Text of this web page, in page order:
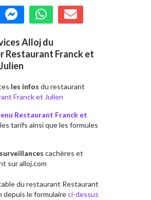
Alloj du
Restaurant Franck et
Julien
les infos du restaurant
Franck et Julien
Restaurant Franck et
tarifs ainsi que les formules
surveillances cachères et
sur alloj.com
du restaurant Restaurant
depuis le formulaireci-dessus